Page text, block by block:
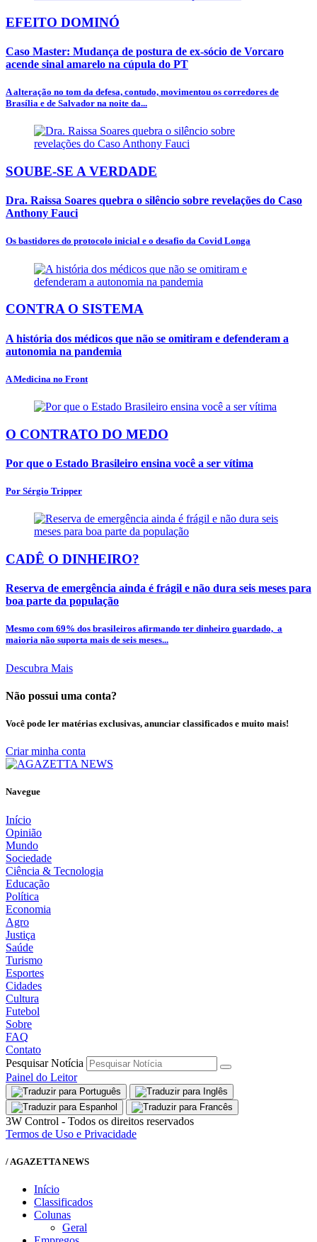
EFEITO DOMINÓ
Caso Master: Mudança de postura de ex-sócio de Vorcaro
acende sinal amarelo na cúpula do PT
A alteração no tom da defesa, contudo, movimentou os corredores de
Brasília e de Salvador na noite da...
SOUBE-SE A VERDADE
Dra. Raissa Soares quebra o silêncio sobre revelações do Caso
Anthony Fauci
Os bastidores do protocolo inicial e o desafio da Covid Longa
CONTRA O SISTEMA
A história dos médicos que não se omitiram e defenderam a
autonomia na pandemia
A Medicina no Front
O CONTRATO DO MEDO
Por que o Estado Brasileiro ensina você a ser vítima
Por Sérgio Tripper
CADÊ O DINHEIRO?
Reserva de emergência ainda é frágil e não dura seis meses para
boa parte da população
Mesmo com 69% dos brasileiros afirmando ter dinheiro guardado, a
maioria não suporta mais de seis meses...
Descubra Mais
Não possui uma conta?
Você pode ler matérias exclusivas, anunciar classificados e muito mais!
Criar minha conta
Navegue
Início
Opinião
Mundo
Sociedade
Ciência & Tecnologia
Educação
Política
Economia
Agro
Justiça
Saúde
Turismo
Esportes
Cidades
Cultura
Futebol
Sobre
FAQ
Contato
Pesquisar Notícia
Painel do Leitor
3W Control - Todos os direitos reservados
Termos de Uso e Privacidade
/ AGAZETTA NEWS
Início
Classificados
Colunas
Geral